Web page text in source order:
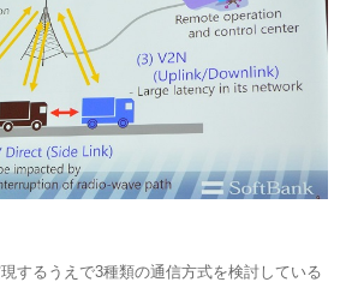
するうえで3種類の通信方式を検討している